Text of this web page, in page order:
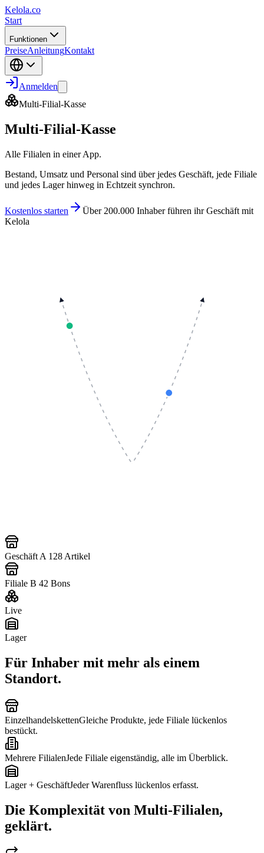
Kelola.co
Start
Funktionen
PreiseAnleitungKontakt
Anmelden
Multi-Filial-Kasse
Multi-Filial-Kasse
Alle Filialen in einer App.
Bestand, Umsatz und Personal sind über jedes Geschäft, jede Filiale
und jedes Lager hinweg in Echtzeit synchron.
Kostenlos starten
Über 200.000 Inhaber führen ihr Geschäft mit
Kelola
Geschäft A 128 Artikel
Filiale B 42 Bons
Live
Lager
Für Inhaber mit mehr als einem
Standort.
EinzelhandelskettenGleiche Produkte, jede Filiale lückenlos
bestückt.
Mehrere FilialenJede Filiale eigenständig, alle im Überblick.
Lager + GeschäftJeder Warenfluss lückenlos erfasst.
Die Komplexität von Multi-Filialen,
geklärt.